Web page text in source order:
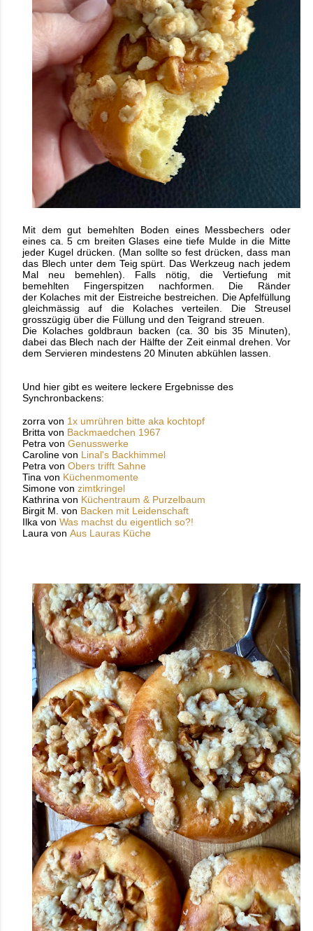
Mit dem gut bemehlten Boden eines Messbechers oder
eines ca. 5 cm breiten Glases eine tiefe Mulde in die Mitte
jeder Kugel drücken. (Man sollte so fest drücken, dass man
das Blech unter dem Teig spürt. Das Werkzeug nach jedem
Mal neu bemehlen). Falls nötig, die Vertiefung mit
bemehlten Fingerspitzen nachformen. Die Ränder
der Kolaches mit der Eistreiche bestreichen. Die Apfelfüllung
gleichmässig auf die Kolachesverteilen. Die Streusel
grosszügig über die Füllung und den Teigrand streuen.
Die Kolaches goldbraun backen (ca. 30 bis 35 Minuten),
dabei das Blech nach der Hälfte der Zeit einmal drehen. Vor
dem Servieren mindestens 20 Minuten abkühlen lassen.
Und hier gibt es weitere leckere Ergebnisse des
Synchronbackens:
zorra von 1x umrühren bitte aka kochtopf
Britta von Backmaedchen 1967
Petra von Genusswerke
Caroline von Linal's Backhimmel
Petra von Obers trifft Sahne
Tina von Küchenmomente
Simone von zimtkringel
Kathrina von Küchentraum & Purzelbaum
Birgit M. von Backen mit Leidenschaft
Ilka von Was machst du eigentlich so?!
Laura von Aus Lauras Küche